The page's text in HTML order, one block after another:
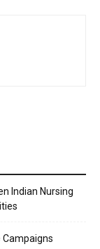
Indian Nursing